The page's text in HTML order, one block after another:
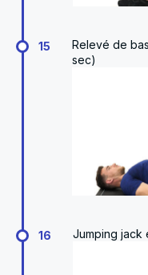
15
Relevé de
sec)
16 Jumping jack